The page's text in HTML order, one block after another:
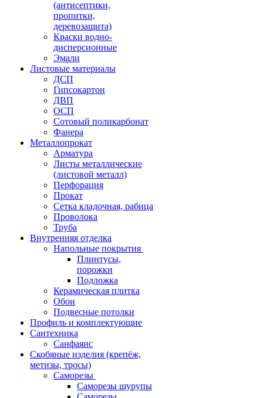
(антисептики,
пропитки,
деревозащита)
Краски водно-
дисперсионные
Эмали
Листовые материалы
ДСП
Гипсокартон
ДВП
ОСП
Сотовый поликарбонат
Фанера
Металлопрокат
Арматура
Листы металлические
(листовой металл)
Перфорация
Прокат
Сетка кладочная, рабица
Проволока
Труба
Внутренняя отделка
Напольные покрытия
Плинтусы,
порожки
Подложка
Керамическая плитка
Обои
Подвесные потолки
Профиль и комплектующие
Сантехника
Санфаянс
Скобяные изделия (крепёж,
метизы, тросы)
Саморезы
Саморезы шурупы